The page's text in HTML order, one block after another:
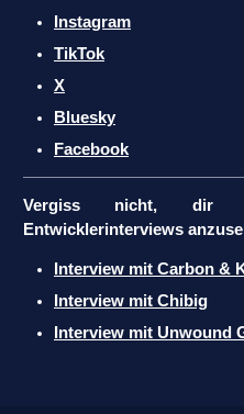
Instagram
TikTok
X
Bluesky
Facebook
Vergiss nicht, dir
Entwicklerinterviews
Interview mit Carbon &
Interview mit Chibig
Interview mit Unwound